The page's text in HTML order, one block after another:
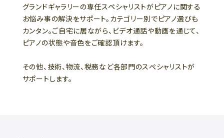
グランドギャラリーの専任スペシャリストがピアノに関する
お悩み事の解決をサポート。カテゴリー別でピアノ選びも
カンタン。ご自宅に居ながら、ビデオ通話や動画を通じて、
ピアノの状態や音色をご確認頂けます。
その他、技術、物流、税務など各部門のスぺシャリストが
サポートします。